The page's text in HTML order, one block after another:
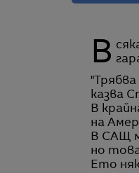
Всяка голяма компания някога е представлявала малък бизнес. Всички знаят за
казва
В
на
В САЩ
но
Ето